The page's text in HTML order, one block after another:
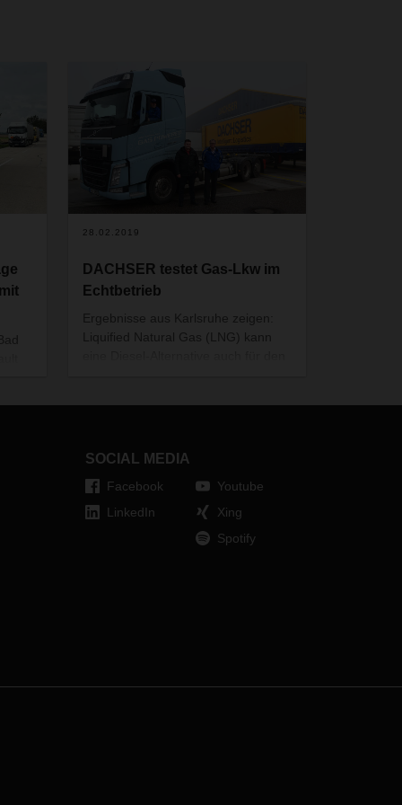
28.02.2019
DACHSER testet Gas-Lkw im
Echtbetrieb
Ergebnisse aus Karlsruhe zeigen:
Liquified Natural Gas (LNG) kann
SOCIAL MEDIA
Facebook
LinkedIn
Youtube
Xing
Spotify